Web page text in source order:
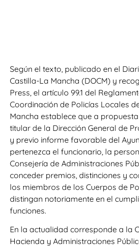
Según el texto, publicado en el
Castilla-La Mancha (DOCM) y
Press, el artículo 99.1 del
Coordinación de Policías Locales
Mancha establece que a
titular de la Dirección General de
y previo informe favorable del
pertenezca el funcionario, la
Consejería de Administraciones
conceder premios, distinciones y
los miembros de los Cuerpos de
distingan notoriamente en el
funciones.
En la actualidad corresponde a la
Hacienda y Administraciones